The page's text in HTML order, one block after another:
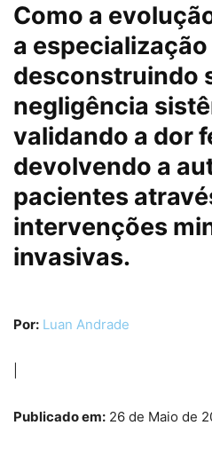
Como a
a
desconstruindo
negligência
validando a dor
devolvendo a
pacientes
intervenções
invasivas.
Por: Luan Andrade
Publicado em: 26 de Maio de